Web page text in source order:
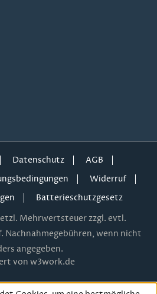
Datenschutz
AGB
Widerruf
Batterieschutzgesetz
Mehrwertsteuer zzgl. evtl.
Nachnahmegebühren, wenn nicht
angegeben.
von w3work.de